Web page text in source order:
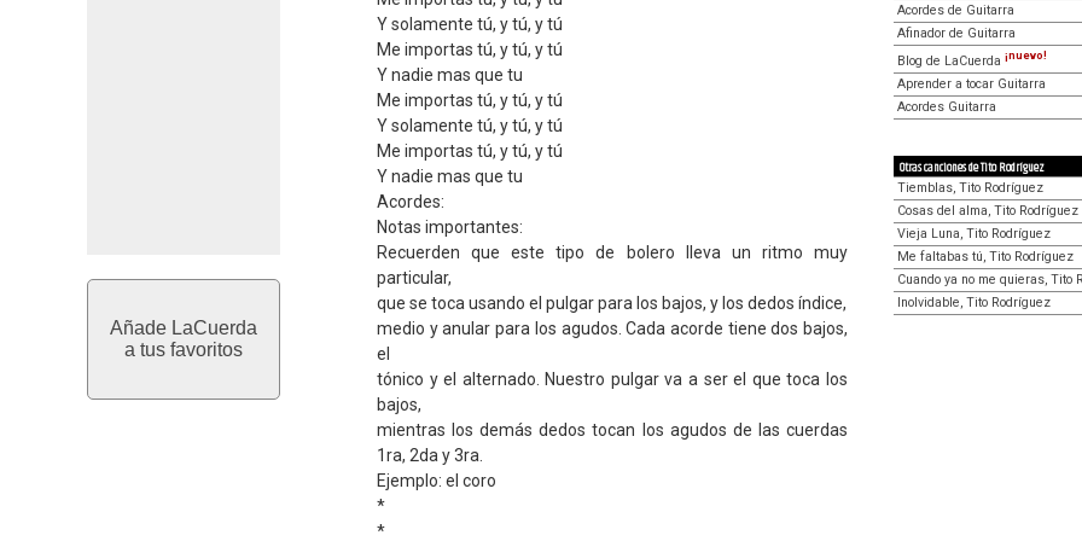
Añade LaCuerda
a tus favoritos
Y solamente tú, y tú, y tú
Me importas tú, y tú, y tú
Y nadie mas que tu
Me importas tú, y tú, y tú
Y solamente tú, y tú, y tú
Me importas tú, y tú, y tú
Y nadie mas que tu
Acordes:
Notas importantes:
Recuerden que este tipo de bolero lleva un ritmo muy
particular,
que se toca usando el pulgar para los bajos, y los dedos índice,
medio y anular para los agudos. Cada acorde tiene dos bajos,
el
tónico y el alternado. Nuestro pulgar va a ser el que toca los
bajos,
mientras los demás dedos tocan los agudos de las cuerdas
1ra, 2da y 3ra.
Ejemplo: el coro
*
*
Acordes de Guitarra
Afinador de Guitarra
Blog de LaCuerda ¡nuevo!
Aprender a tocar Guitarra
Acordes Guitarra
Otras canciones de Tito Rodríguez
Tiemblas, Tito Rodríguez
Cosas del alma, Tito Rodríguez
Vieja Luna, Tito Rodríguez
Me faltabas tú, Tito Rodríguez
Cuando ya no me quieras, Tito
Inolvidable, Tito Rodríguez